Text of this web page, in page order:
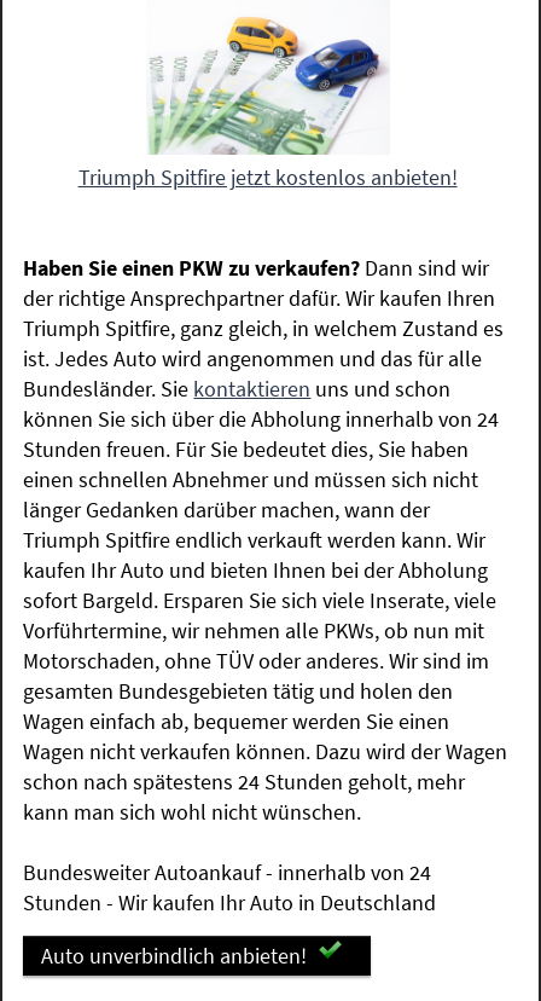
Triumph Spitfire jetzt kostenlos anbieten!
Haben Sie einen PKW zu verkaufen? Dann sind wir
der richtige Ansprechpartner dafür. Wir kaufen Ihren
Triumph Spitfire, ganz gleich, in welchem Zustand es
ist. Jedes Auto wird angenommen und das für alle
Bundesländer. Sie kontaktieren uns und schon
können Sie sich über die Abholung innerhalb von 24
Stunden freuen. Für Sie bedeutet dies, Sie haben
einen schnellen Abnehmer und müssen sich nicht
länger Gedanken darüber machen, wann der
Triumph Spitfire endlich verkauft werden kann. Wir
kaufen Ihr Auto und bieten Ihnen bei der Abholung
sofort Bargeld. Ersparen Sie sich viele Inserate, viele
Vorführtermine, wir nehmen alle PKWs, ob nun mit
Motorschaden, ohne TÜV oder anderes. Wir sind im
gesamten Bundesgebieten tätig und holen den
Wagen einfach ab, bequemer werden Sie einen
Wagen nicht verkaufen können. Dazu wird der Wagen
schon nach spätestens 24 Stunden geholt, mehr
kann man sich wohl nicht wünschen.
Bundesweiter Autoankauf - innerhalb von 24
Stunden - Wir kaufen Ihr Auto in Deutschland
Auto unverbindlich anbieten!